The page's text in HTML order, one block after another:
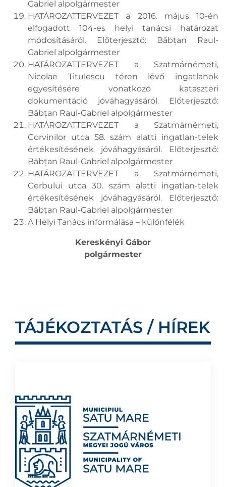
Gabriel alpolgármester
HATÁROZATTERVEZET a 2016. május 10-én
elfogadott 104-es helyi tanácsi határozat
módosításáról. Előterjesztő: Băbțan Raul-
Gabriel alpolgármester
HATÁROZATTERVEZET a Szatmárnémeti,
Nicolae Titulescu téren lévő ingatlanok
egyesítésére vonatkozó kataszteri
dokumentáció jóváhagyásáról. Előterjesztő:
Băbțan Raul-Gabriel alpolgármester
HATÁROZATTERVEZET a Szatmárnémeti,
Corvinilor utca 58. szám alatti ingatlan-telek
értékesítésének jóváhagyásáról. Előterjesztő:
Băbțan Raul-Gabriel alpolgármester
HATÁROZATTERVEZET a Szatmárnémeti,
Cerbului utca 30. szám alatti ingatlan-telek
értékesítésének jóváhagyásáról. Előterjesztő:
Băbțan Raul-Gabriel alpolgármester
A Helyi Tanács informálása – különfélék
Kereskényi Gábor
polgármester
TÁJÉKOZTATÁS / HÍREK